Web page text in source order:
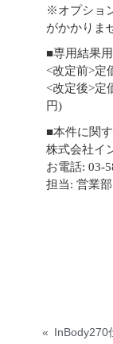
※オプショ
がかかりま
■専用結果
<改定前>定
<改定後>定
円)
■本件に関
株式会社イ
お電話: 03-
担当: 営業
« InBody270